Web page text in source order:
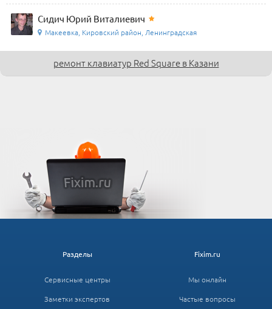
Сидич Юрий Виталиевич
Макеевка, Кировский район, Ленинградская
ремонт клавиатур Red Square в Казани
Fixim.ru
Мы онлайн
Частые вопросы
Разделы
Сервисные центры
Заметки экспертов